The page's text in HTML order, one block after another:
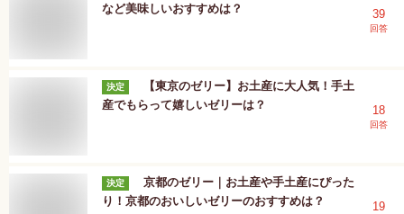
など美味しいおすすめは？
39
回答
決定
【東京のゼリー】お土産に大人気！手土
産でもらって嬉しいゼリーは？
18
回答
決定
京都のゼリー｜お土産や手土産にぴった
り！京都のおいしいゼリーのおすすめは？
19